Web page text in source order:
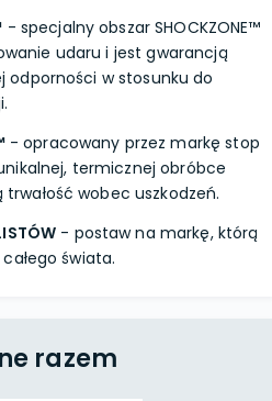
- specjalny obszar SHOCKZONE™
udaru i jest gwarancją
odporności w stosunku do
- opracowany przez markę stop
termicznej obróbce
wobec uszkodzeń.
- postaw na markę, którą
świata.
razem